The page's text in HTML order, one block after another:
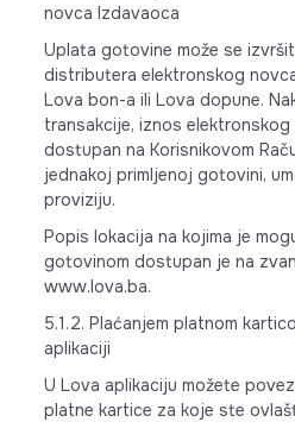
novca Izdavaoca
Uplata gotovine može se
distributera elektronskog
Lova bon-a ili Lova dopune.
transakcije, iznos
dostupan na Korisnikovom
jednakoj primljenoj gotovini,
proviziju.
Popis lokacija na kojima je
gotovinom dostupan je na
www.lova.ba.
5.1.2. Plaćanjem platnom
aplikaciji
U Lova aplikaciju možete
platne kartice za koje ste